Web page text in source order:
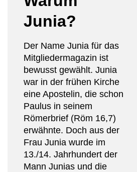
Junia?
Der Name Junia für das
Mitgliedermagazin ist
bewusst gewählt. Junia
war in der frühen Kirche
eine Apostelin, die schon
Paulus in seinem
Römerbrief (Röm 16,7)
erwähnte. Doch aus der
Frau Junia wurde im
13./14. Jahrhundert der
Mann Junias und die